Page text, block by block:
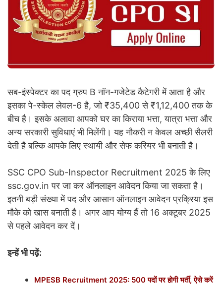
सब-इंस्पेक्टर का पद ग्रुप B नॉन-गजेटेड कैटेगरी में आता है और
इसका पे-स्केल लेवल-6 है, जो ₹35,400 से ₹1,12,400 तक के
बीच है। इसके अलावा आपको घर का किराया भत्ता, यात्रा भत्ता और
अन्य सरकारी सुविधाएं भी मिलेंगी। यह नौकरी न केवल अच्छी सैलरी
देती है बल्कि आपके लिए स्थायी और सेफ करियर भी बनाती है।
SSC CPO Sub-Inspector Recruitment 2025 के लिए
ssc.gov.in पर जा कर ऑनलाइन आवेदन किया जा सकता है।
इतनी बड़ी संख्या में पद और आसान ऑनलाइन आवेदन प्रक्रिया इस
मौके को खास बनाती है। अगर आप योग्य हैं तो 16 अक्टूबर 2025
से पहले आवेदन कर दें।
इन्हें भी पढ़ें:
MPESB Recruitment 2025: 500 पदों पर होगी भर्ती, ऐसे करें